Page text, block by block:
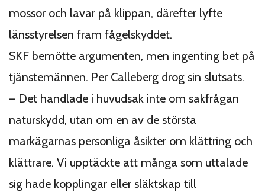
mossor och lavar på klippan, därefter lyfte
länsstyrelsen fram fågelskyddet.
SKF bemötte argumenten, men ingenting bet på
tjänstemännen. Per Calleberg drog sin slutsats.
– Det handlade i huvudsak inte om sakfrågan
naturskydd, utan om en av de största
markägarnas personliga åsikter om klättring och
klättrare. Vi upptäckte att många som uttalade
sig hade kopplingar eller släktskap till